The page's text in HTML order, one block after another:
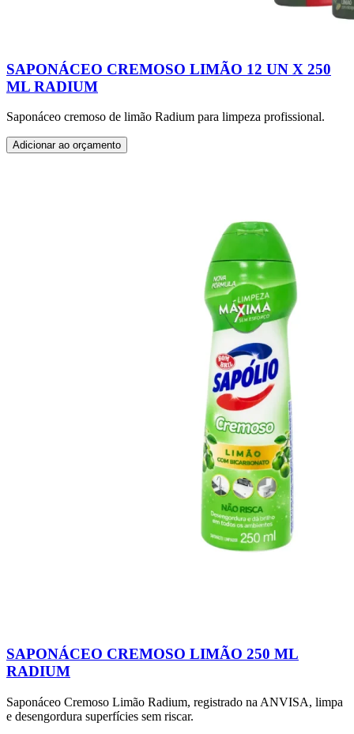
SAPONÁCEO CREMOSO LIMÃO 12 UN X 250
ML RADIUM
Saponáceo cremoso de limão Radium para limpeza profissional.
Adicionar ao orçamento
SAPONÁCEO CREMOSO LIMÃO 250 ML
RADIUM
Saponáceo Cremoso Limão Radium, registrado na ANVISA, limpa
e desengordura superfícies sem riscar.